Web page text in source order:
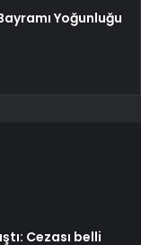
Yoğunluğu
Cezası belli